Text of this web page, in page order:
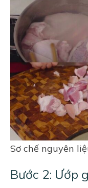
Sơ chế nguyên
Bước 2: Ướp